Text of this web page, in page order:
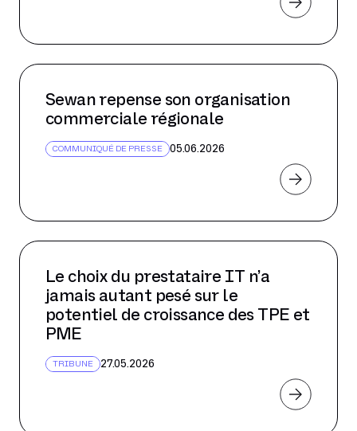
juillet 2025
juin 2025
mai 2025
avril 2025
novembre 2024
octobre 2024
septembre 2024
août 2024
Sewan repense son organisation
commerciale régionale
COMMUNIQUÉ DE PRESSE 05.06.2026
Le choix du prestataire IT n’a
jamais autant pesé sur le
potentiel de croissance des TPE et
PME
TRIBUNE 27.05.2026